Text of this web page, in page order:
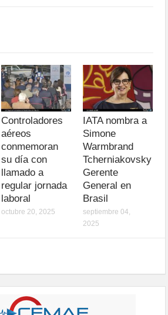
Controladores
aéreos
conmemoran
su día con
llamado a
regular jornada
laboral
octubre 20, 2025
IATA nombra a
Simone
Warmbrand
Tcherniakovsky
Gerente
General en
Brasil
septiembre 04,
2025